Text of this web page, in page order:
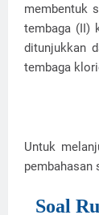
membentuk
tembaga (II)
ditunjukkan
tembaga
Untuk
pembahasan
Soal